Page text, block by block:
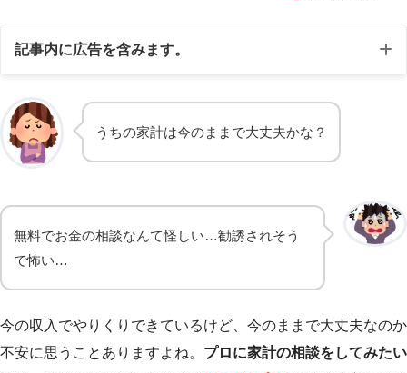
記事内に広告を含みます。
うちの家計は今のままで大丈夫かな？
無料でお金の相談なんて怪しい…勧誘されそう
で怖い…
今の収入でやりくりできているけど、今のままで大丈夫なのか
不安に思うことありますよね。 プロに家計の相談をしてみたい